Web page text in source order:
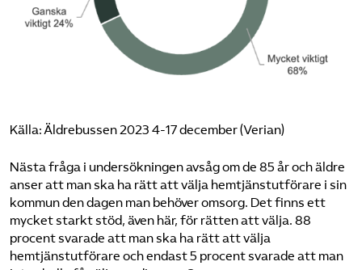
Källa: Äldrebussen 2023 4-17 december (Verian)
Nästa fråga i undersökningen avsåg om de 85 år och äldre
anser att man ska ha rätt att välja hemtjänstutförare i sin
kommun den dagen man behöver omsorg. Det finns ett
mycket starkt stöd, även här, för rätten att välja. 88
procent svarade att man ska ha rätt att välja
hemtjänstutförare och endast 5 procent svarade att man